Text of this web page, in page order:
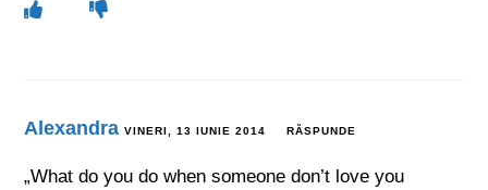
Alexandra VINERI, 13 IUNIE 2014 RĂSPUNDE
„What do you do when someone don’t love you